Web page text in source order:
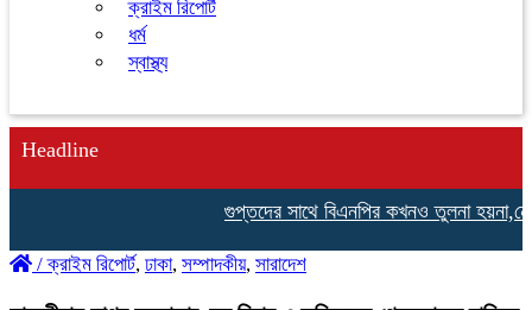
ক্রাইম রিপোর্ট
ধর্ম
স্বাস্থ্য
Headline
গুপ্তদের সাথে বিএনপির কখনও তুলনা
/ক্রাইম রিপোর্ট, ঢাকা, সম্পাদকীয়, সারাদেশ